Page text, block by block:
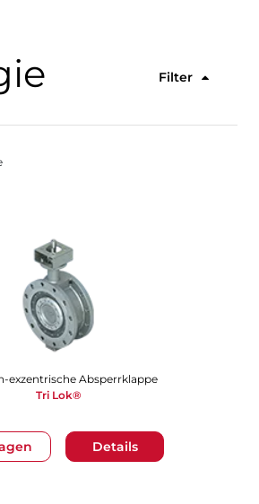
Filter
Details
exzentrische Absperrklappe
Tri Lok®